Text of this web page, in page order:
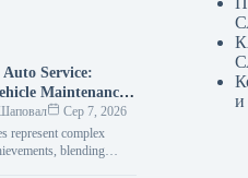
Service:
Maintenance
Сер 7, 2026
represent complex
blending
и